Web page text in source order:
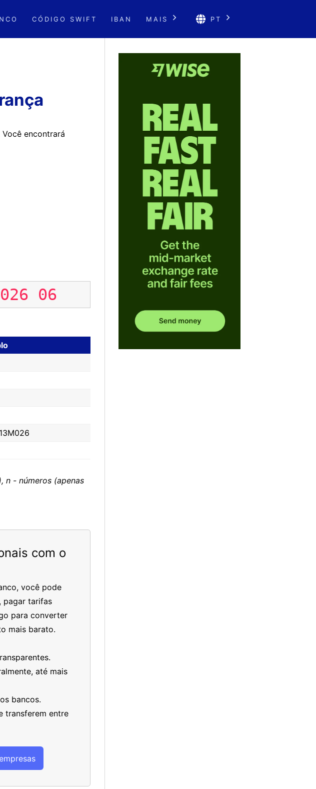
CÓDIGO SWIFT IBAN MAIS PT
encontrará
06
n - números (apenas
com o
você pode
pagar tarifas
para converter
mais barato.
até mais
bancos.
transferem entre